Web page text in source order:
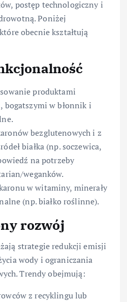
postęp technologiczny i
Poniżej
obecnie kształtują
produktami
bogatszymi w błonnik i
bezglutenowych i z
białka (np. soczewica,
na potrzeby
weganków.
w witaminy, minerały
(np. białko roślinne).
rozwój
strategie redukcji emisji
wody i ograniczania
Trendy obejmują:
z recyklingu lub